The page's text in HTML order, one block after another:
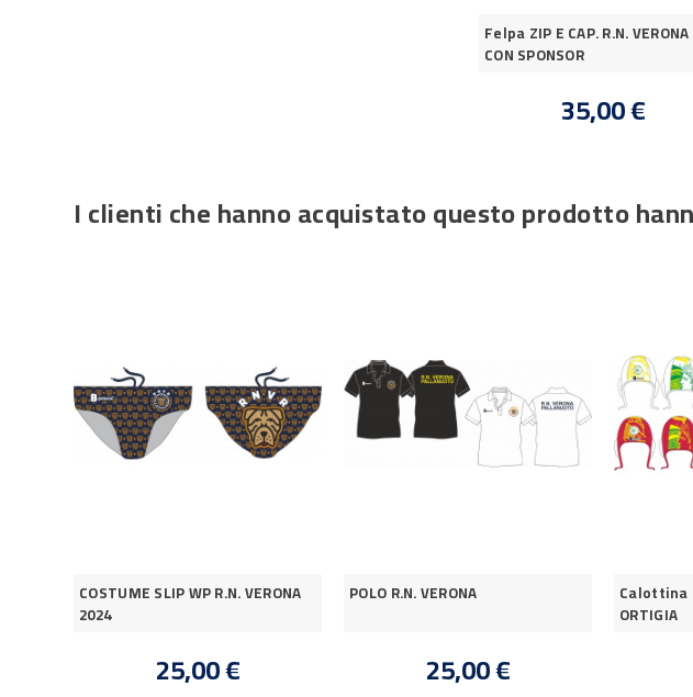
Felpa ZIP E CAP. R.N. VERONA
CON SPONSOR
35,00 €
I clienti che hanno acquistato questo prodotto
COSTUME SLIP WP R.N. VERONA
2024
25,00 €
POLO R.N. VERONA
25,00 €
Calottina
ORTIGIA